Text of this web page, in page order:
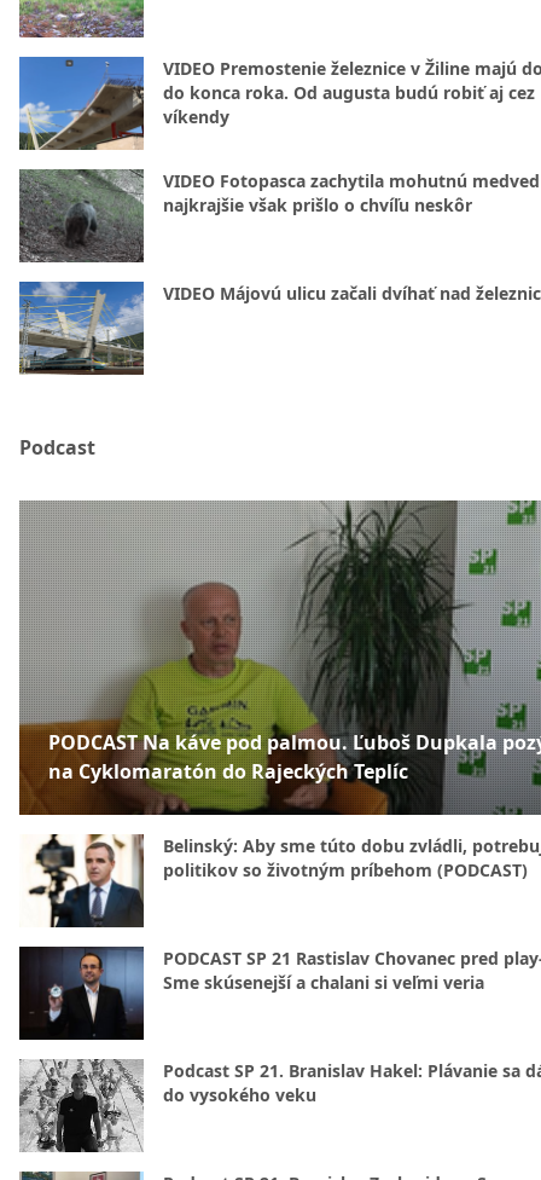
VIDEO Premostenie železnice v Žiline majú
do konca roka. Od augusta budú robiť aj cez
víkendy
VIDEO Fotopasca zachytila mohutnú
najkrajšie však prišlo o chvíľu neskôr
VIDEO Májovú ulicu začali dvíhať nad
Podcast
PODCAST Na káve pod palmou. Ľuboš Dupkala
na Cyklomaratón do Rajeckých Teplíc
Belinský: Aby sme túto dobu zvládli,
politikov so životným príbehom (PODCAST)
PODCAST SP 21 Rastislav Chovanec pred
Sme skúsenejší a chalani si veľmi veria
Podcast SP 21. Branislav Hakel: Plávanie sa
do vysokého veku